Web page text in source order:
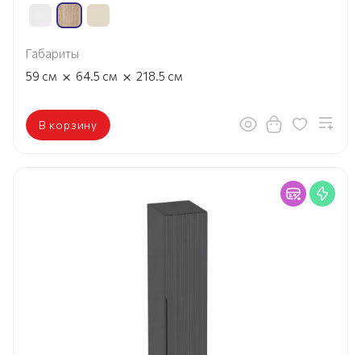
Габариты
59 см × 64.5 см × 218.5 см
В корзину